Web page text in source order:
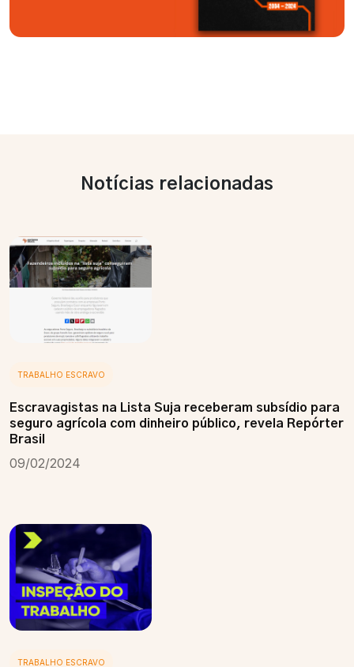
Notícias relacionadas
TRABALHO ESCRAVO
Escravagistas na Lista Suja receberam subsídio para
seguro agrícola com dinheiro público, revela Repórter
Brasil
09/02/2024
TRABALHO ESCRAVO